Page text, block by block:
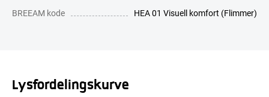
BREEAM kode
HEA 01 Visuell komfort (Flimmer)
Lysfordelingskurve